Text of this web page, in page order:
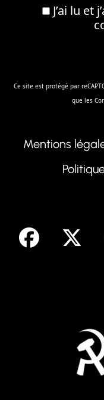
J’ai lu et
Ce site est protégé par
que les
Mentions